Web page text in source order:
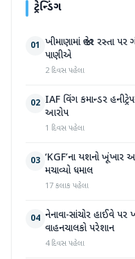
ટ્રેન્ડિંગ
01 ખીમાણામાં જાહેર રસ્તા
પાણીએ
2 દિવસ પહેલા
02 IAF વિંગ કમાન્ડર
આરોપ
1 દિવસ પહેલા
03 ‘KGF’ના યશનો ખૂંખાર
મચાવ્યો ધમાલ
17 કલાક પહેલા
04 નેનાવા-સાંચોર હાઈવે પર
વાહનચાલકો પરેશાન
4 દિવસ પહેલા